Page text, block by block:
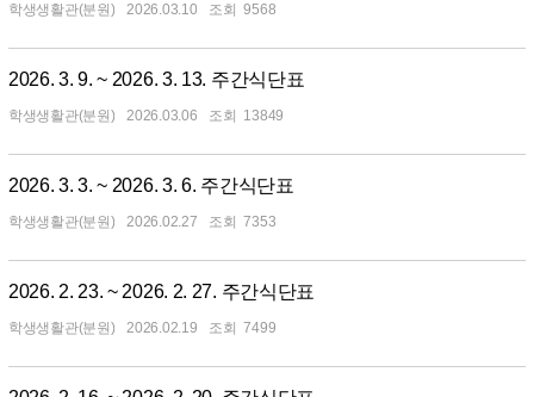
학생생활관(분원) 2026.03.10 9568
2026. 3. 9. ~ 2026. 3. 13. 주간식단표
학생생활관(분원) 2026.03.06 13849
2026. 3. 3. ~ 2026. 3. 6. 주간식단표
학생생활관(분원) 2026.02.27 7353
2026. 2. 23. ~ 2026. 2. 27. 주간식단표
학생생활관(분원) 2026.02.19 7499